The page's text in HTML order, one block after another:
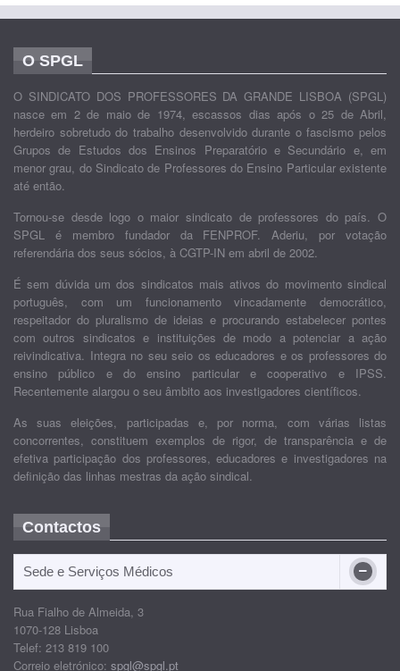
O SPGL
O SINDICATO DOS PROFESSORES DA GRANDE LISBOA (SPGL)
nasce em 2 de maio de 1974, escassos dias após o 25 de Abril,
herdeiro sobretudo do trabalho desenvolvido durante o fascismo pelos
Grupos de Estudos dos Ensinos Preparatório e Secundário e, em
menor grau, do Sindicato de Professores do Ensino Particular existente
até então.
Tornou-se desde logo o maior sindicato de professores do país. O
SPGL é membro fundador da FENPROF. Aderiu, por votação
referendária dos seus sócios, à CGTP-IN em abril de 2002.
É sem dúvida um dos sindicatos mais ativos do movimento sindical
português, com um funcionamento vincadamente democrático,
respeitador do pluralismo de ideias e procurando estabelecer pontes
com outros sindicatos e instituições de modo a potenciar a ação
reivindicativa. Integra no seu seio os educadores e os professores do
ensino público e do ensino particular e cooperativo e IPSS.
Recentemente alargou o seu âmbito aos investigadores científicos.
As suas eleições, participadas e, por norma, com várias listas
concorrentes, constituem exemplos de rigor, de transparência e de
efetiva participação dos professores, educadores e investigadores na
definição das linhas mestras da ação sindical.
Contactos
Sede e Serviços Médicos
Rua Fialho de Almeida, 3
1070-128 Lisboa
Telef: 213 819 100
Correio eletrónico: spgl@spgl.pt